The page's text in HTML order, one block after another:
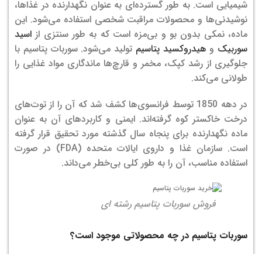
شیمیایی است. به طور گسترده‌ای به عنوان نگهدارنده در غذاها،
نوشیدنی‌ها و محصولات مراقبت شخصی استفاده می‌شود. این
ماده، نمکی بدون بو و بی‌مزه است که به طور سنتزی از اسید
سوربیک و هیدروکسید پتاسیم تولید می‌شود. سوربات پتاسیم با
جلوگیری از رشد کپک، مخمر و قارچ‌ها ماندگاری مواد غذایی را
طولانی می‌کند.
در دهه 1850 توسط فرانسوی‌ها کشف شد که آن را از توت‌های
درخت خاکستر کوه گرفته‌اند. ایمنی و کاربردهای آن به عنوان
ماده نگهدارنده برای پنجاه سال گذشته مورد تحقیق قرار گرفته
است. سازمان غذا و داروی ایالات متحده (FDA) در صورت
استفاده مناسب، آن را به طور کلی بی‌خطر می‌داند.
فروش سوربات پتاسیم رشته ای
سوربات پتاسیم در چه محصولاتی موجود است؟